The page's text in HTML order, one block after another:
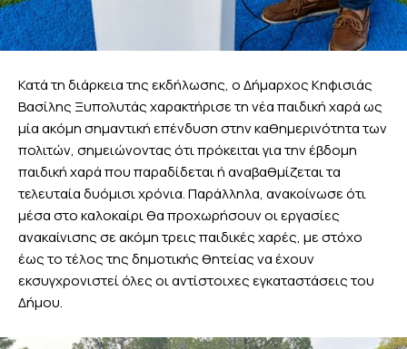
Κατά τη διάρκεια της εκδήλωσης, ο Δήμαρχος Κηφισιάς
Βασίλης Ξυπολυτάς χαρακτήρισε τη νέα παιδική χαρά ως
μία ακόμη σημαντική επένδυση στην καθημερινότητα των
πολιτών, σημειώνοντας ότι πρόκειται για την έβδομη
παιδική χαρά που παραδίδεται ή αναβαθμίζεται τα
τελευταία δυόμισι χρόνια. Παράλληλα, ανακοίνωσε ότι
μέσα στο καλοκαίρι θα προχωρήσουν οι εργασίες
ανακαίνισης σε ακόμη τρεις παιδικές χαρές, με στόχο
έως το τέλος της δημοτικής θητείας να έχουν
εκσυγχρονιστεί όλες οι αντίστοιχες εγκαταστάσεις του
Δήμου.